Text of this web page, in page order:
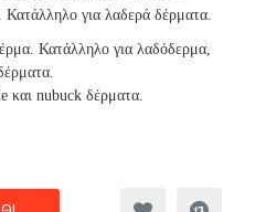
Κατάλληλο για λαδερά δέρματα.
Κατάλληλο για λαδόδερμα,
και nubuck δέρματα.